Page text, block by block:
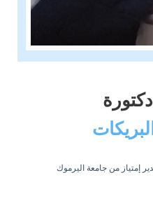
إمتياز من جامعة اليرموك